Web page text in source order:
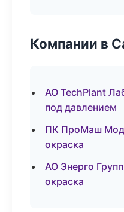
Компании в
АО TechPlant
под давлением
ПК ПроМаш
окраска
АО Энерго
окраска